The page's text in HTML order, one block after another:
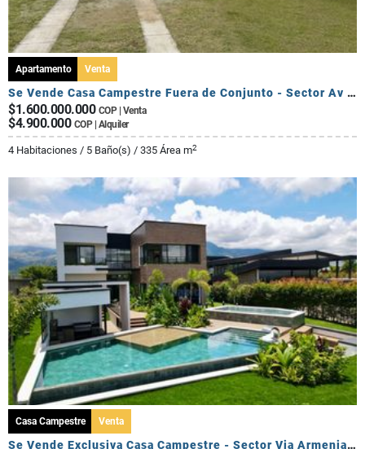
Apartamento Venta
Se Vende Casa Campestre Fuera de Conjunto - Sector Av Centenario
$1.600.000.000 COP | Venta
$4.900.000 COP | Alquiler
4 Habitaciones / 5 Baño(s) / 335 Área m2
Casa Campestre Venta
Se Vende Exclusiva Casa Campestre - Sector Via Armenia Calarca